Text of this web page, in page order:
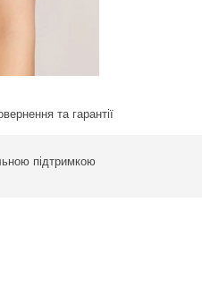
та гарантії
підтримкою